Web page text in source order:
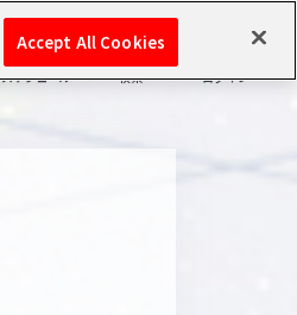
スケジュール 検索 ログイン
Accept All Cookies